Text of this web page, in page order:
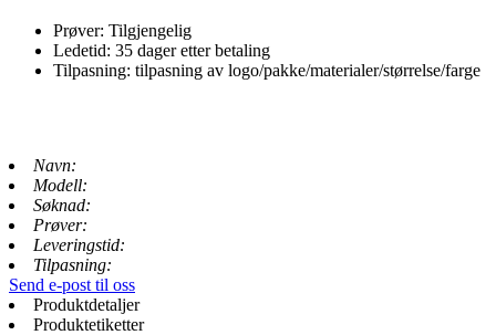
Prøver: Tilgjengelig
Ledetid: 35 dager etter betaling
Tilpasning: tilpasning av logo/pakke/materialer/størrelse/farge
Navn:
Modell:
Søknad:
Prøver:
Leveringstid:
Tilpasning:
Send e-post til oss
Produktdetaljer
Produktetiketter